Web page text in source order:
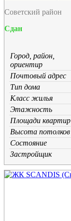
Советский район
Сдан
Город, район,
ориентир
Почтовый адрес
Тип дома
Класс жилья
Этажность
Площади квартир
Высота потолков
Состояние
Застройщик